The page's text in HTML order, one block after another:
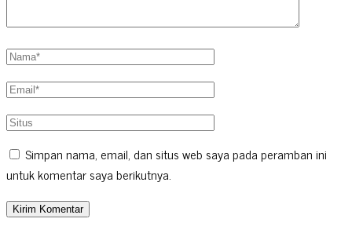
Simpan nama, email, dan situs web saya pada peramban ini
untuk komentar saya berikutnya.